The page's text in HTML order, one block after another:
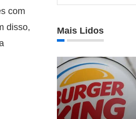
com
disso,
Mais Lidos